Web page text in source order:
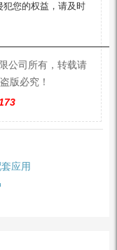
犯您的权益，请及时
公司所有，转载请
版必究！
应用